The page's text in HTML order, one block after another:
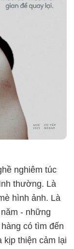
nghiêm túc
thường. Là
hình ảnh. Là
- những
có tìm đến
thiện cảm lại